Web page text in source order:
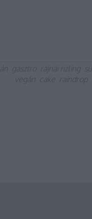
gasztro rajnai rizling süti
vegán cake raindrop